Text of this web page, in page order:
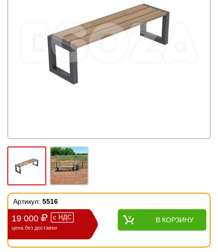
Артикул: 5516
19 000 с НДС
цена без доставки
В КОРЗИНУ